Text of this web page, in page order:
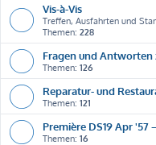
Vis-à-Vis
Treffen, Ausfahrten und
Themen: 228
Fragen und Antworten
Themen: 126
Reparatur- und
Themen: 121
Première DS19 Apr
Themen: 16